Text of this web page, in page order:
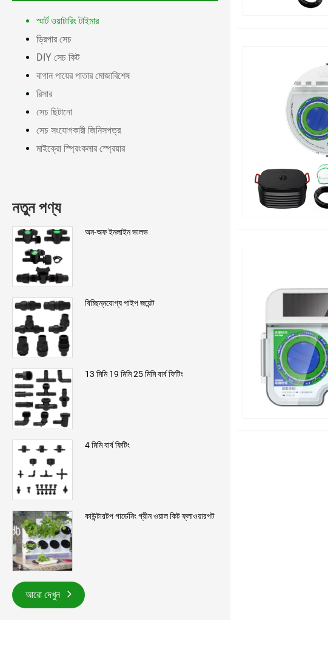
স্মার্ট ওয়াটারিং টাইমার
ড্রিপার সেচ
DIY সেচ কিট
বাগান পায়ের পাতার মোজাবিশেষ
রিসার
সেচ ছিটানো
সেচ সংযোগকারী জিনিসপত্র
মাইক্রো স্প্রিংকলার স্প্রেয়ার
নতুন পণ্য
অন-অফ ইনলাইন ভালভ
বিচ্ছিন্নযোগ্য পাইপ জয়েন্ট
13 মিমি 19 মিমি 25 মিমি বার্ব ফিটিং
4 মিমি বার্ব ফিটিং
কাউন্টারটপ গার্ডেনিং গ্রীন ওয়াল কিট ফ্লাওয়ারপট
আরো দেখুন